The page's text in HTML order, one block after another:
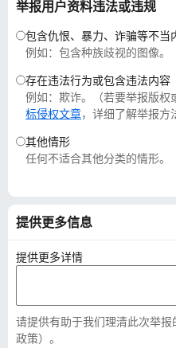
举报用户资料违法或违规
包含仇恨、暴力、诈骗等不当
例如：包含种族歧视的图像。
存在违法行为或包含违法内容
例如：欺诈。（若要举报版权
标侵权文章，详细了解举报方
其他情形
任何不适合其他分类的情形。
提供更多信息
提供更多详情
请提供有助于我们理清此次举
政策）。